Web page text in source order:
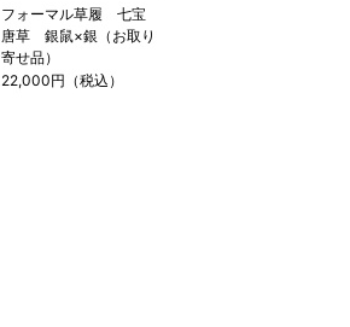
フォーマル草履 七宝
唐草 銀鼠×銀（お取り
寄せ品）
22,000円（税込）